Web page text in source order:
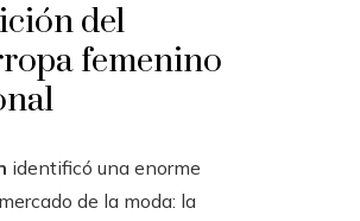
del
femenino
identificó una enorme
de la moda: la